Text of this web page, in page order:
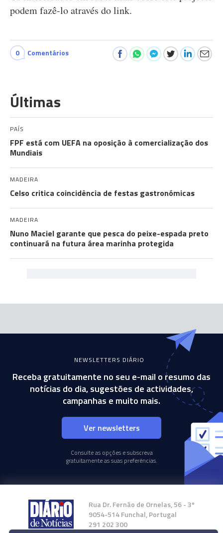
podem fazê-lo através do link.
0 Comentários
Últimas
PAÍS
FPF está com UEFA na oposição à comercialização dos
Mundiais
MADEIRA
Celso critica coincidência de festas gastronómicas
MADEIRA
Nuno Maciel garante que pesca do peixe-espada preto
continuará na futura área marinha protegida
NEWSLETTERS DIÁRIO
Receba gratuitamente no seu e-mail o resumo das
notícias do dia, sugestões de actividades,
campanhas e muito mais.
Ver newsletters
Consulte as opções e subscreva
gratuitamente as suas preferências.
Rua Dr. Fernão de Ornelas, 56 - 3º
9054-514 Funchal, Portugal
291 202 300